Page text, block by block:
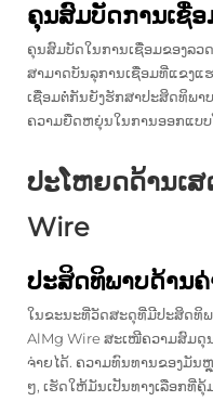
ຄຸນສົມບັດການເຊື່ອ
ຄຸນສົມບັດໃນການເຊື່ອມຂອງລວ
ສາມາດບັນລຸການເຊື່ອມທີ່ແຂງແ
ເຊື່ອມຕໍ່ກັນຍັງຮັກສາປະສິດທິພາ
ຄວາມຍືດຫຍຸ່ນໃນການອອກແບ
ປະໂຫຍດດ້ານເ
Wire
ປະສິດທິພາບດ້ານ
ໃນຂະນະທີ່ວັດສະດຸທີ່ມີປະສິດທິ
AlMg Wire ສະເໜີຄວາມສົມດຸ
ຈ່າຍໄດ້. ຄວາມທົນທານຂອງມັນ
ໆ, ເຮັດໃຫ້ມັນເປັນທາງເລືອກທີ່ຄຸ້